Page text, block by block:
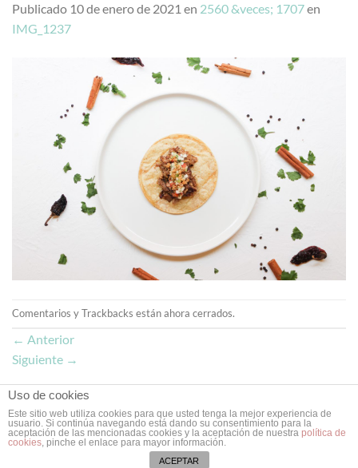
Publicado 10 de enero de 2021 en 2560 &veces; 1707en
IMG_1237
Comentarios y Trackbacks están ahora cerrados.
← Anterior
Siguiente →
Copyright 2026 ©Doce Leguas| Estudio de Diseño Gráfico y Web
en Valladolid ❥
Uso de cookies
Este sitio web utiliza cookies para que usted tenga la mejor experiencia de
usuario. Si continúa navegando está dando su consentimiento para la
aceptación de las mencionadas cookies y la aceptación de nuestra política de
cookies, pinche el enlace para mayor información.
ACEPTAR